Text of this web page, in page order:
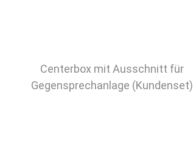
Centerbox mit Ausschnitt für
Gegensprechanlage (Kundenset)